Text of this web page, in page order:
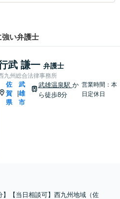
い弁護士
武 謙一 弁護士
九州総合法律事務所
佐
賀
県
|
武
雄
市
武雄温泉駅 か
ら徒歩8分
営業時間：本
日定休日
】【当日相談可】西九州地域（佐